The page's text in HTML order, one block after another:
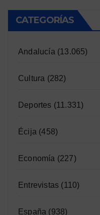
CATEGORÍAS
Andalucía (13.065)
Cultura (282)
Deportes (11.331)
Écija (458)
Economía (227)
Entrevistas (110)
España (938)